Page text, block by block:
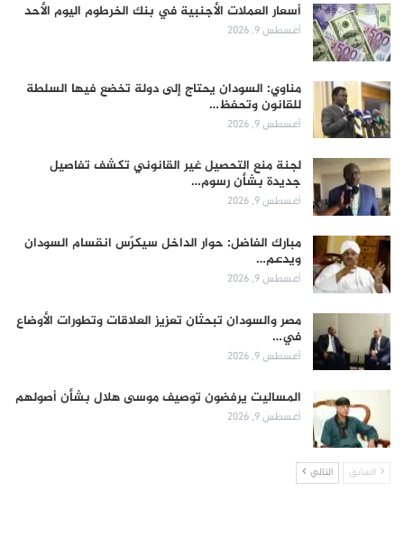
أسعار العملات الأجنبية في بنك الخرطوم اليوم الأحد
أغسطس 9, 2026
مناوي: السودان يحتاج إلى دولة تخضع فيها السلطة
للقانون وتحفظ…
أغسطس 9, 2026
لجنة منع التحصيل غير القانوني تكشف تفاصيل
جديدة بشأن رسوم…
أغسطس 9, 2026
مبارك الفاضل: حوار الداخل سيكرّس انقسام السودان
ويدعم…
أغسطس 9, 2026
مصر والسودان تبحثان تعزيز العلاقات وتطورات الأوضاع
في…
أغسطس 9, 2026
المساليت يرفضون توصيف موسى هلال بشأن أصولهم
أغسطس 9, 2026
السابق التالي